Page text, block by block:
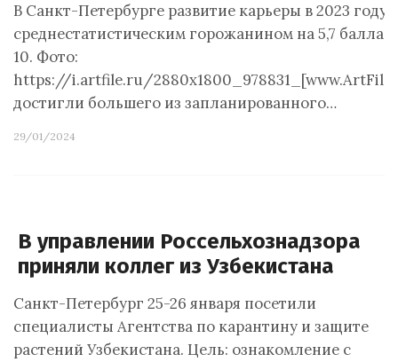
В Санкт-Петербурге развитие карьеры в 2023 году
среднестатистическим горожанином на 5,7 балла
10. Фото:
https://i.artfile.ru/
достигли большего из запланированного…
29/01/2024
В управлении Россельхознадзора
приняли коллег из Узбекистана
Санкт-Петербург 25-26 января посетили
специалисты Агентства по карантину и защите
растений Узбекистана. Цель: ознакомление с